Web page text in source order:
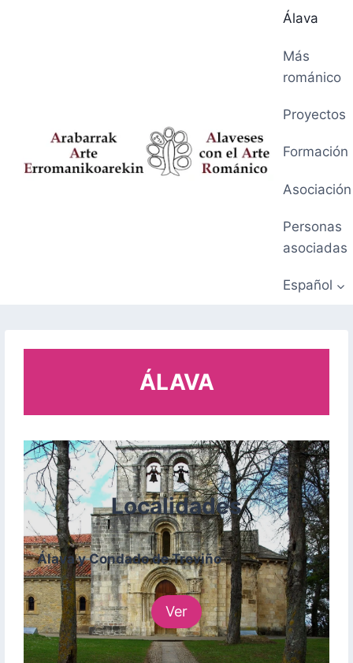
Álava
Más
románico
Proyectos
Formación
Asociación
Personas
asociadas
Español
ÁLAVA
Localidades
Álava y Condado de Treviño
Ver